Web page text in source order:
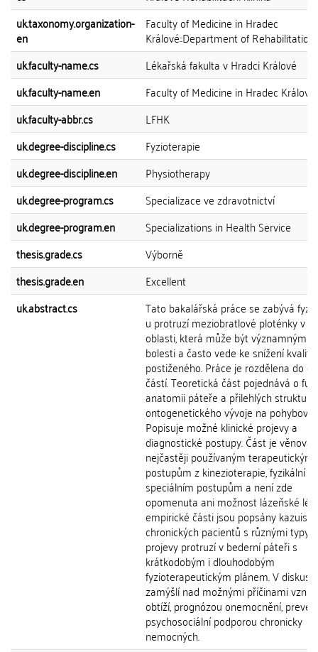
uk.taxonomy.organization-
en
Faculty of Medicine in Hradec
Králové::Department of Rehabilitation
uk.faculty-name.cs
Lékařská fakulta v Hradci Králové
uk.faculty-name.en
Faculty of Medicine in Hradec Králové
uk.faculty-abbr.cs
LFHK
uk.degree-discipline.cs
Fyzioterapie
uk.degree-discipline.en
Physiotherapy
uk.degree-program.cs
Specializace ve zdravotnictví
uk.degree-program.en
Specializations in Health Service
thesis.grade.cs
Výborně
thesis.grade.en
Excellent
uk.abstract.cs
Tato bakalářská práce se zabývá
u protruzí meziobratlové ploténky v
oblasti, která může být významným
bolesti a často vede ke snížení
postiženého. Práce je rozdělena do
částí. Teoretická část pojednává o
anatomii páteře a přilehlých struktur
ontogenetického vývoje na pohybový
Popisuje možné klinické projevy a
diagnostické postupy. Část je
nejčastěji používaným terapeutickým
postupům z kinezioterapie, fyzikální
speciálním postupům a není zde
opomenuta ani možnost lázeňské
empirické části jsou popsány
chronických pacientů s různými typy i
projevy protruzí v bederní páteři s
krátkodobým i dlouhodobým
fyzioterapeutickým plánem. V diskusi
zamýšlí nad možnými příčinami
obtíží, prognózou onemocnění,
psychosociální podporou chronicky
nemocných.